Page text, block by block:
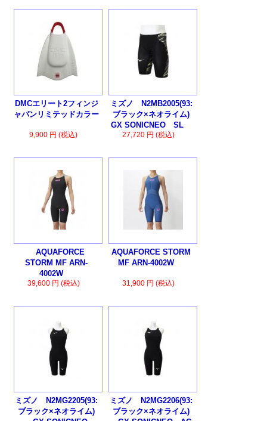
DMCエリート2フィンジ
ャパンリミテッドカラー
9,900 円 (税込)
ミズノ N2MB2005(93:
ブラック×ネオライム)
GX SONICNEO SL
27,720 円 (税込)
AQUAFORCE
STORM MF ARN-
4002W
39,600 円 (税込)
AQUAFORCE STORM
MF ARN-4002W
31,900 円 (税込)
ミズノ N2MG2205(93:
ブラック×ネオライム)
ミズノ N2MG2206(93:
ブラック×ネオライム)